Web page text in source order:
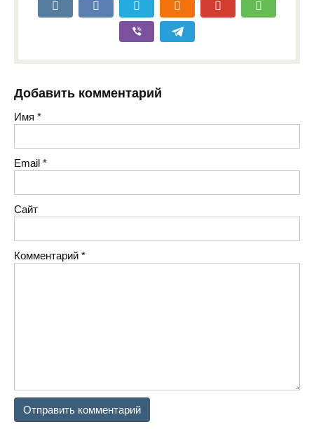
Добавить комментарий
Имя *
Email *
Сайт
Комментарий *